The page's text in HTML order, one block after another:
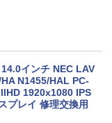
dynabook B65
】【新生活応援・
にpc 省エネ オフィ
トップPC デスク
ネス 第14世代 core
インチ NEC LAV
N1455/HAL PC-
1920x1080 IPS
プレイ 修理交換用